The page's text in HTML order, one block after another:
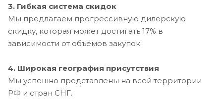
3. Гибкая система скидок
Мы предлагаем прогрессивную дилерскую
скидку, которая может достигать 17% в
зависимости от объёмов закупок.
4. Широкая география присутствия
Мы успешно представлены на всей территории
РФ и стран СНГ.